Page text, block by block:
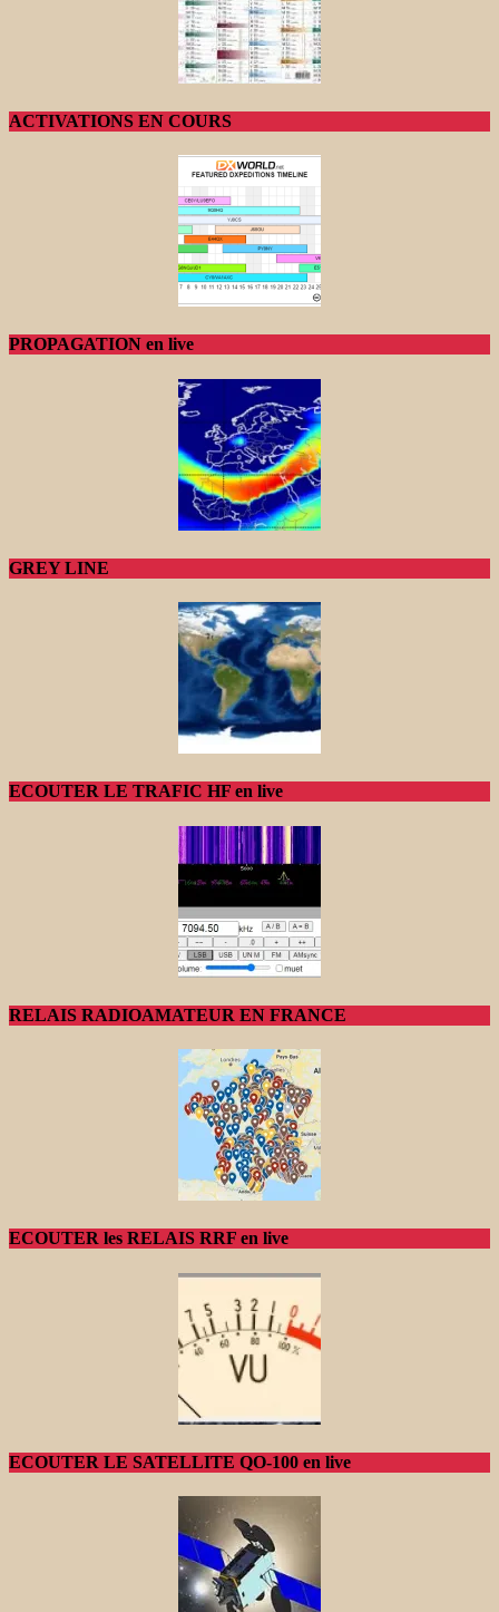
ACTIVATIONS EN COURS
PROPAGATION en live
GREY LINE
ECOUTER LE TRAFIC HF en live
RELAIS RADIOAMATEUR EN FRANCE
ECOUTER les RELAIS RRF en live
ECOUTER LE SATELLITE QO-100 en live